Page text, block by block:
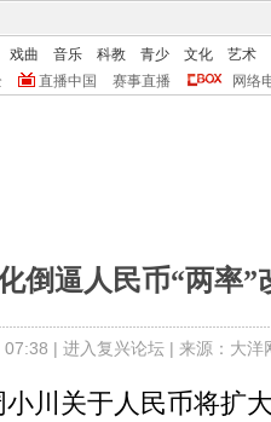
戏曲 音乐 科教 青少 文化
艺术
直播中国 赛事直播 网络
倒逼人民币“两率”
07:38 | 进入复兴论坛 | 来源：大
关于人民币将扩